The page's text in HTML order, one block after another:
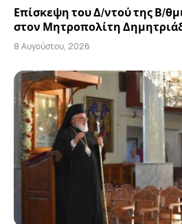
Επίσκεψη του Δ/ντού της Β/
στον Μητροπολίτη
8 Αυγούστου, 2026